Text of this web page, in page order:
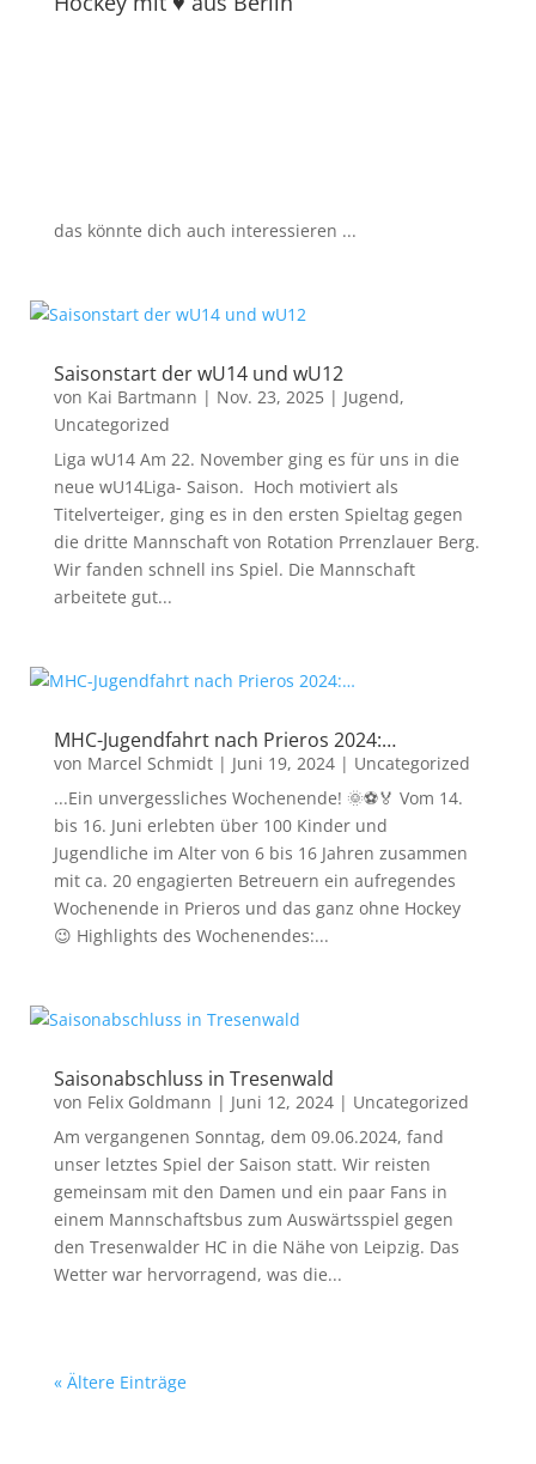
das könnte dich auch interessieren ...
Saisonstart der wU14 und wU12
von Kai Bartmann | Nov. 23, 2025| Jugend,
Uncategorized
Liga wU14 Am 22. November ging es für uns in die
neue wU14Liga- Saison. Hoch motiviert als
Titelverteiger, ging es in den ersten Spieltag gegen
die dritte Mannschaft von Rotation Prrenzlauer Berg.
Wir fanden schnell ins Spiel. Die Mannschaft
arbeitete gut...
MHC-Jugendfahrt nach Prieros 2024:…
von Marcel Schmidt| Juni 19, 2024| Uncategorized
...Ein unvergessliches Wochenende! 🌞⚽🏅 Vom 14.
bis 16. Juni erlebten über 100 Kinder und
Jugendliche im Alter von 6 bis 16 Jahren zusammen
mit ca. 20 engagierten Betreuern ein aufregendes
Wochenende in Prieros und das ganz ohne Hockey
😉 Highlights des Wochenendes:...
Saisonabschluss in Tresenwald
von Felix Goldmann | Juni 12, 2024| Uncategorized
Am vergangenen Sonntag, dem 09.06.2024, fand
unser letztes Spiel der Saison statt. Wir reisten
gemeinsam mit den Damen und ein paar Fans in
einem Mannschaftsbus zum Auswärtsspiel gegen
den Tresenwalder HC in die Nähe von Leipzig. Das
Wetter war hervorragend, was die...
« Ältere Einträge